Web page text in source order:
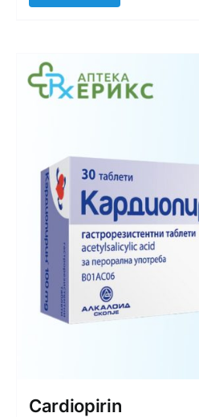
Cardiopirin